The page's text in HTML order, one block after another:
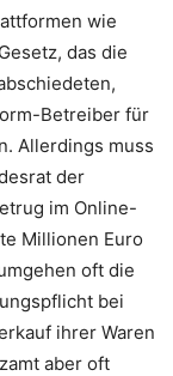
wie
das die
Betreiber für
Allerdings muss
der
im Online-
Millionen Euro
oft die
bei
ihrer Waren
aber oft